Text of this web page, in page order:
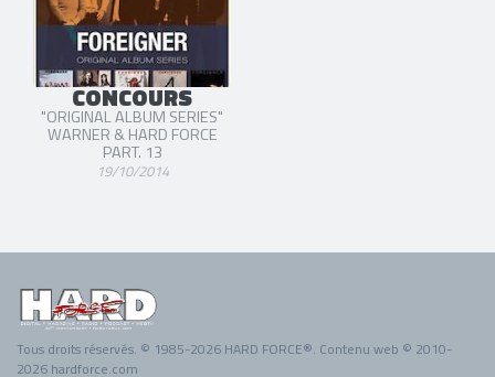
CONCOURS
"ORIGINAL ALBUM SERIES"
WARNER & HARD FORCE
PART. 13
19/10/2014
Tous droits réservés. © 1985-2026 HARD FORCE®. Contenu web © 2010-
2026 hardforce.com